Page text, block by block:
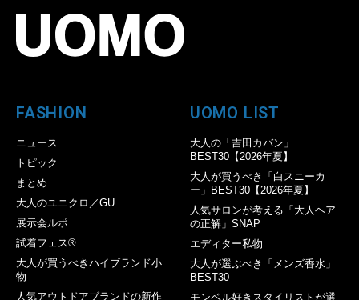
FASHION
ニュース
トピック
まとめ
大人のユニクロ／GU
展示会ルポ
試着フェス®︎
大人が買うべきハイブランド小
物
人気アウトドアブランドの新作
UOMO LIST
大人の「吉田カバン」
BEST30【2026年夏】
大人が買うべき「白スニーカ
ー」BEST30【2026年夏】
人気サロンが考える「大人ヘア
の正解」SNAP
エディター私物
大人が選ぶべき「メンズ香水」
BEST30
モンベル好きスタイリストが選